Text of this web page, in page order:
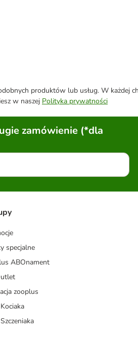
produktów lub usług. W każdej
w naszej Polityka prywatności
zamówienie (*dla
specjalne
ABOnament
zooplus